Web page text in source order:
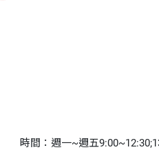
時間：週一~週五